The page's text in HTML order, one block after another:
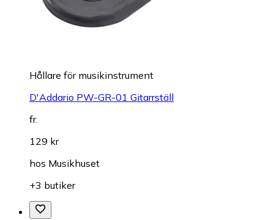
Hållare för musikinstrument
D'Addario PW-GR-01 Gitarrställ
fr.
129 kr
hos Musikhuset
+3 butiker